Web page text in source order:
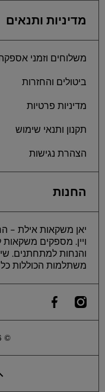
מדיניות ותנאים
משלוחים וזמני
ביטולים והחזרות
מדיניות פרטיות
תקנון ותנאי שימוש
הצהרת נגישות
החנות
יאן משקאות אילת -
ויין. מספקים משקאות
והנחות למתחתנים.
משתלמות הכוללות
instagramcom/
ilfacebookcom/
© 2026,